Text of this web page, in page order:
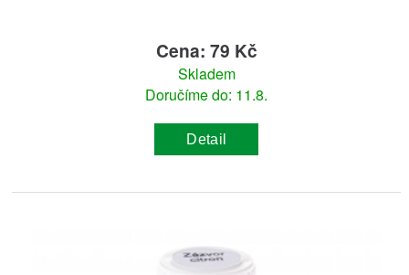
Cena: 79 Kč
Skladem
Doručíme do: 11.8.
Detail